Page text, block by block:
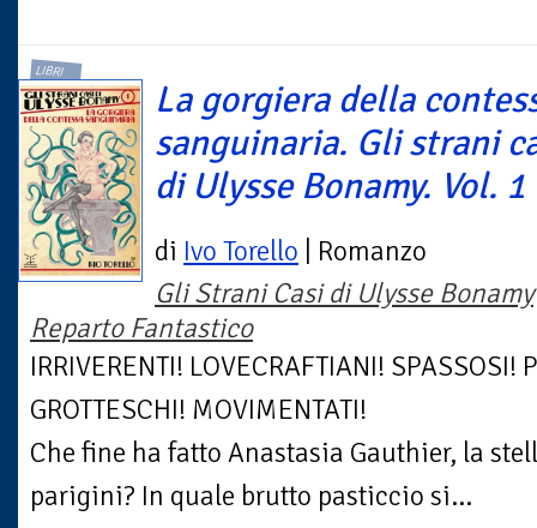
LIBRI
La gorgiera della
sanguinaria. Gli strani
di Ulysse Bonamy. Vol. 1
di Ivo Torello | Romanzo
Gli Strani Casi di Ulysse Bonamy
Reparto Fantastico
IRRIVERENTI! LOVECRAFTIANI! SPASSOSI!
GROTTESCHI! MOVIMENTATI!
Che fine ha fatto Anastasia Gauthier, la
parigini? In quale brutto pasticcio si...